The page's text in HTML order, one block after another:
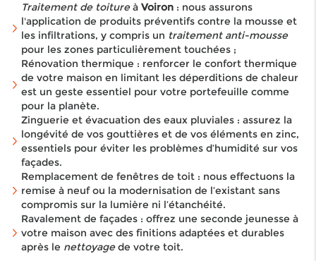
Traitement de toitureà Voiron : nous assurons
l'application de produits préventifs contre la mousse et
les infiltrations, y compris un traitement anti-mousse
pour les zones particulièrement touchées ;
Rénovation thermique : renforcer le confort thermique
de votre maison en limitant les déperditions de chaleur
est un geste essentiel pour votre portefeuille comme
pour la planète.
Zinguerie et évacuation des eaux pluviales : assurez la
longévité de vos gouttières et de vos éléments en zinc,
essentiels pour éviter les problèmes d’humidité sur vos
façades.
Remplacement de fenêtres de toit : nous effectuons la
remise à neuf ou la modernisation de l’existant sans
compromis sur la lumière ni l’étanchéité.
Ravalement de façades : offrez une seconde jeunesse à
votre maison avec des finitions adaptées et durables
après le nettoyagede votre toit.